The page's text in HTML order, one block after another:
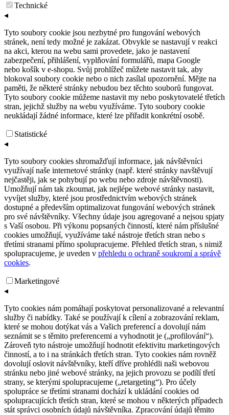
Technické
◂
Tyto soubory cookie jsou nezbytné pro fungování webových
stránek, není tedy možné je zakázat. Obvykle se nastavují v reakci
na akci, kterou na webu sami provedete, jako je nastavení
zabezpečení, přihlášení, vyplňování formulářů, mapa Google
nebo košík v e-shopu. Svůj prohlížeč můžete nastavit tak, aby
blokoval soubory cookie nebo o nich zasílal upozornění. Mějte na
paměti, že některé stránky nebudou bez těchto souborů fungovat.
Tyto soubory cookie můžeme nastavit my nebo poskytovatelé třetích
stran, jejichž služby na webu využíváme. Tyto soubory cookie
neukládají žádné informace, které lze přiřadit konkrétní osobě.
Statistické
◂
Tyto soubory cookies shromažďují informace, jak návštěvníci
využívají naše internetové stránky (např. které stránky navštěvují
nejčastěji, jak se pohybují po webu nebo zdroje návštěvnosti).
Umožňují nám tak zkoumat, jak nejlépe webové stránky nastavit,
vyvíjet služby, které jsou prostřednictvím webových stránek
dostupné a především optimalizovat fungování webových stránek
pro své návštěvníky. Všechny údaje jsou agregované a nejsou spjaty
s Vaší osobou. Při výkonu popsaných činností, které nám příslušné
cookies umožňují, využíváme také nástroje třetích stran nebo s
třetími stranami přímo spolupracujeme. Přehled třetích stran, s nimiž
spolupracujeme, je uveden v přehledu o ochraně soukromí a správě
cookies.
Marketingové
◂
Tyto cookies nám pomáhají poskytovat personalizované a relevantní
služby či nabídky. Také se používají k cílení a zobrazování reklam,
které se mohou dotýkat vás a Vašich preferencí a dovolují nám
seznámit se s těmito preferencemi a vyhodnotit je („profilování“).
Zároveň tyto nástroje umožňují hodnotit efektivitu marketingových
činností, a to i na stránkách třetích stran. Tyto cookies nám rovněž
dovolují oslovit návštěvníky, kteří dříve prohlédli naši webovou
stránku nebo jiné webové stránky, na jejich provozu se podílí třetí
strany, se kterými spolupracujeme („retargeting“). Pro účely
spolupráce se třetími stranami dochází k ukládání cookies od
spolupracujících třetích stran, které se mohou v některých případech
stát správci osobních údajů návštěvníka. Zpracování údajů těmito